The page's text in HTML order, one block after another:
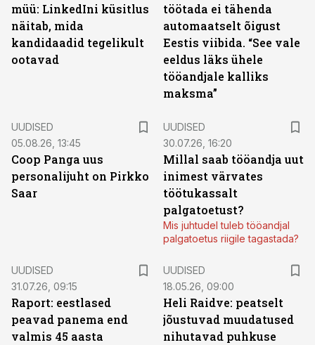
müü: LinkedIni küsitlus
näitab, mida
kandidaadid tegelikult
ootavad
töötada ei tähenda
automaatselt õigust
Eestis viibida. “See vale
eeldus läks ühele
tööandjale kalliks
maksma”
UUDISED
05.08.26, 13:45
Coop Panga uus
personalijuht on Pirkko
Saar
UUDISED
30.07.26, 16:20
Millal saab tööandja uut
inimest värvates
töötukassalt
palgatoetust?
Mis juhtudel tuleb tööandjal
palgatoetus riigile tagastada?
UUDISED
31.07.26, 09:15
Raport: eestlased
peavad panema end
valmis 45 aasta
UUDISED
18.05.26, 09:00
Heli Raidve: peatselt
jõustuvad muudatused
nihutavad puhkuse